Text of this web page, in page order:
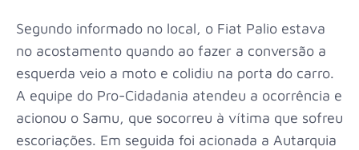
Segundo informado no local, o Fiat Palio estava
no acostamento quando ao fazer a conversão a
esquerda veio a moto e colidiu na porta do carro.
A equipe do Pro-Cidadania atendeu a ocorrência e
acionou o Samu, que socorreu à vítima que sofreu
escoriações. Em seguida foi acionada a Autarquia